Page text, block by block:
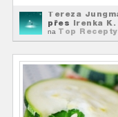
Tereza
přes Irenka K.
na Top Recepty